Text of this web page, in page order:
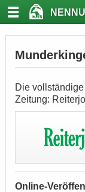
Die
Zeitung:
Online-